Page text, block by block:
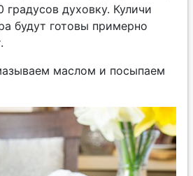
духовку. Куличи
будут готовы примерно
маслом и посыпаем